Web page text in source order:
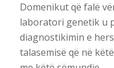
Domenikut që falë
laboratori genetik u
diagnostikimin e
talasemisë që në